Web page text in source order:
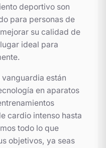
deportivo son
para personas de
su calidad de
ideal para
están
en aparatos
cardio intenso hasta
todo lo que
objetivos, ya seas